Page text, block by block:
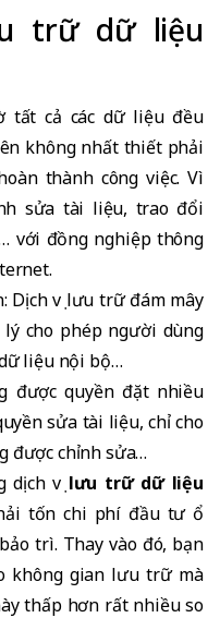
trữ dữ liệu
tất cả các dữ liệu đều
không nhất thiết phải
thành công việc. Vì
sửa tài liệu, trao đổi
với đồng nghiệp thông
Dịch vụ lưu trữ đám mây
cho phép người dùng
liệu nội bộ…
được quyền đặt nhiều
sửa tài liệu, chỉ cho
được chỉnh sửa…
vụ lưu trữ dữ liệu
tốn chi phí đầu tư ổ
trì. Thay vào đó, bạn
không gian lưu trữ mà
thấp hơn rất nhiều so